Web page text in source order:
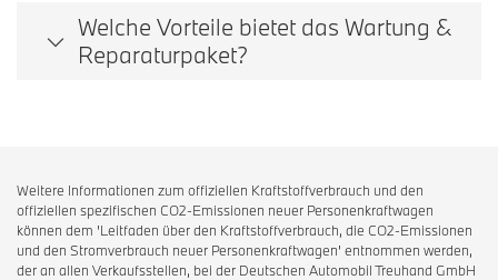
Welche Vorteile bietet das Wartung &
Reparaturpaket?
Weitere Informationen zum offiziellen Kraftstoffverbrauch und den
offiziellen spezifischen CO2-Emissionen neuer Personenkraftwagen
können dem 'Leitfaden über den Kraftstoffverbrauch, die CO2-Emissionen
und den Stromverbrauch neuer Personenkraftwagen' entnommen werden,
der an allen Verkaufsstellen, bei der Deutschen Automobil Treuhand GmbH